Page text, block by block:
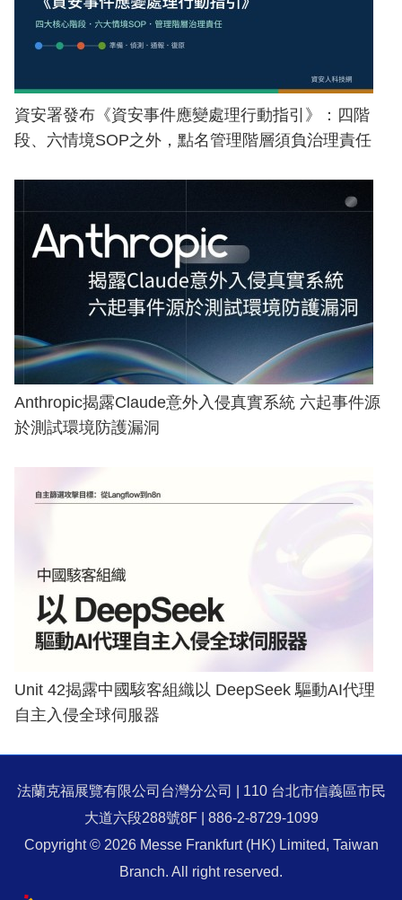
資安署發布《資安事件應變處理行動指引》：四階
段、六情境SOP之外，點名管理階層須負治理責任
Anthropic揭露Claude意外入侵真實系統 六起事件源
於測試環境防護漏洞
Unit 42揭露中國駭客組織以 DeepSeek 驅動AI代理
自主入侵全球伺服器
法蘭克福展覽有限公司台灣分公司 | 110 台北市信義區市民
大道六段288號8F | 886-2-8729-1099
Copyright © 2026 Messe Frankfurt (HK) Limited, Taiwan
Branch. All right reserved.